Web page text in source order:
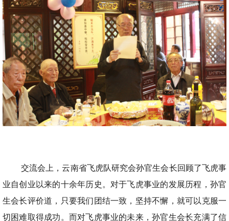
交流会上，云南省飞虎队研究会孙官生会长回顾了飞虎事
业自创业以来的十余年历史。对于飞虎事业的发展历程，孙官
生会长评价道，只要我们团结一致，坚持不懈，就可以克服一
切困难取得成功。而对飞虎事业的未来，孙官生会长充满了信